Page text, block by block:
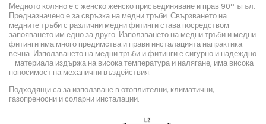
Медното коляно е с женско женско присъединяване и прав 90° ъгъл.
Предназначено е за свръзка на медни тръби. Свързването на
медните тръби с различни медни фитинги става посредством
запояването им едно за друго. Използването на медни тръби и медни
фитинги има много предимства и прави инсталацията напрактика
вечна. Използването на медни тръби и фитинги е сигурно и надеждно
- материала издържа на висока температура и налягане, има висока
поносимост на механични въздействия.
Подходящи са за използване в отоплителни, климатични,
газопреносни и соларни инсталации.